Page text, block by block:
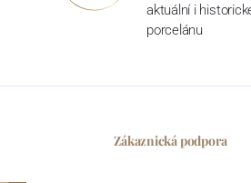
aktuální i
porcelánu
Zákaznická podpora